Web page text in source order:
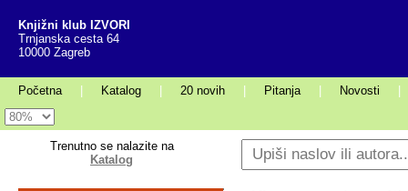
Knjižni klub IZVORI
Trnjanska cesta 64
10000 Zagreb
Početna Katalog 20 novih Pitanja Novosti
Trenutno se nalazite na
Katalog